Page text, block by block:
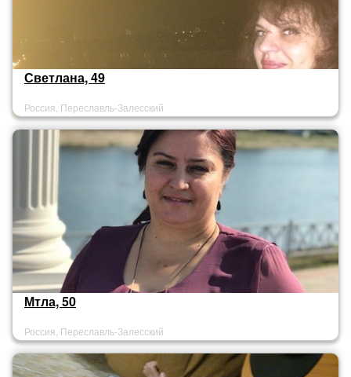
Светлана, 49
Россия, Переславль-Залесский
Мтла, 50
Россия, Переславль-Залесский